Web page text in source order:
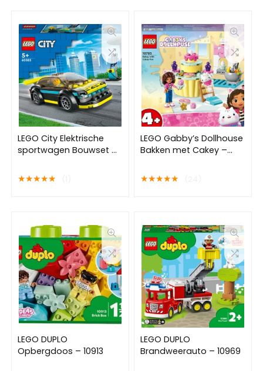
LEGO City Elektrische
sportwagen Bouwset –
★★★★★
LEGO Gabby’s Dollhouse
Bakken met Cakey –
★★★★★
LEGO DUPLO
Opbergdoos – 10913
LEGO DUPLO
Brandweerauto – 10969